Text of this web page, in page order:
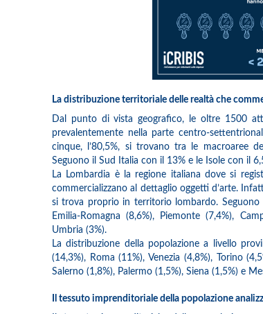
La distribuzione territoriale delle realtà che
Dal punto di vista geografico, le oltre 1500
prevalentemente nella parte centro-
cinque, l’80,5%, si trovano tra le macroaree
Seguono il Sud Italia con il 13% e le Isole con il
La Lombardia è la regione italiana dove si
commercializzano al dettaglio oggetti d’arte.
si trova proprio in territorio lombardo. Seguono
Emilia-Romagna (8,6%), Piemonte (7,4%),
Umbria (3%).
La distribuzione della popolazione a livello
(14,3%), Roma (11%), Venezia (4,8%), Torino
Salerno (1,8%), Palermo (1,5%), Siena (1,5%) e
Il tessuto imprenditoriale della popolazione